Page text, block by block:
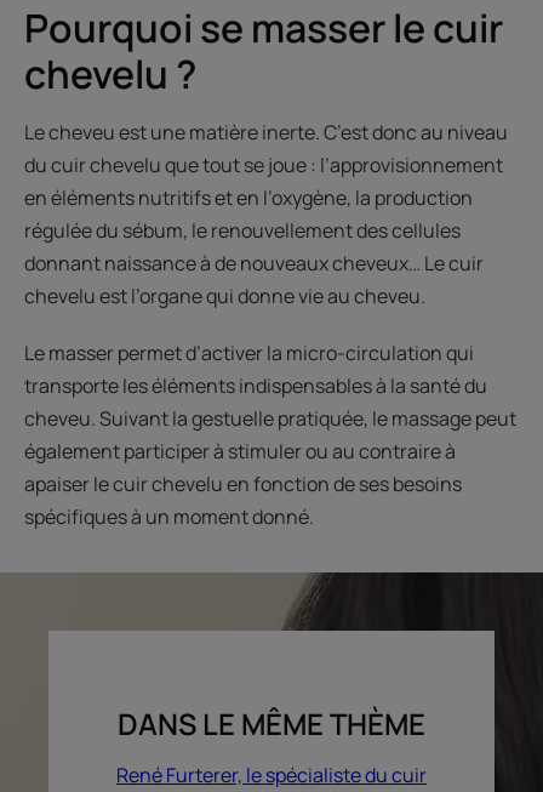
Pourquoi se masser le cuir
chevelu ?
Le cheveu est une matière inerte. C’est donc au niveau
du cuir chevelu que tout se joue : l’approvisionnement
en éléments nutritifs et en l’oxygène, la production
régulée du sébum, le renouvellement des cellules
donnant naissance à de nouveaux cheveux… Le cuir
chevelu est l’organe qui donne vie au cheveu.
Le masser permet d’activer la micro-circulation qui
transporte les éléments indispensables à la santé du
cheveu. Suivant la gestuelle pratiquée, le massage peut
également participer à stimuler ou au contraire à
apaiser le cuir chevelu en fonction de ses besoins
spécifiques à un moment donné.
DANS LE MÊME THÈME
René Furterer, le spécialiste du cuir